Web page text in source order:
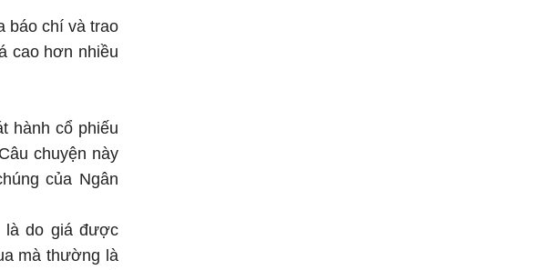
báo chí và trao
cao hơn nhiều
hành cổ phiếu
chuyện này
của Ngân
là do giá được
mà thường là